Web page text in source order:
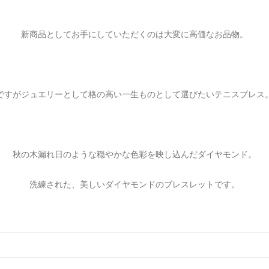
新商品としてお手にしていただくのは大変に高価なお品物。
すがジュエリーとして格の高い一生ものとして選びたいテニスブレス
秋の木漏れ日のような穏やかな色彩を映し込んだダイヤモンド。
洗練された、美しいダイヤモンドのブレスレットです。